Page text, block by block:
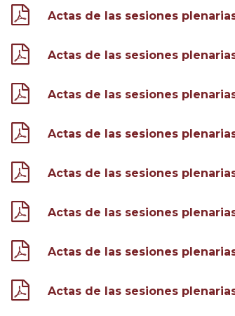
Actas de las sesiones
Actas de las sesiones
Actas de las sesiones
Actas de las sesiones
Actas de las sesiones
Actas de las sesiones
Actas de las sesiones
Actas de las sesiones